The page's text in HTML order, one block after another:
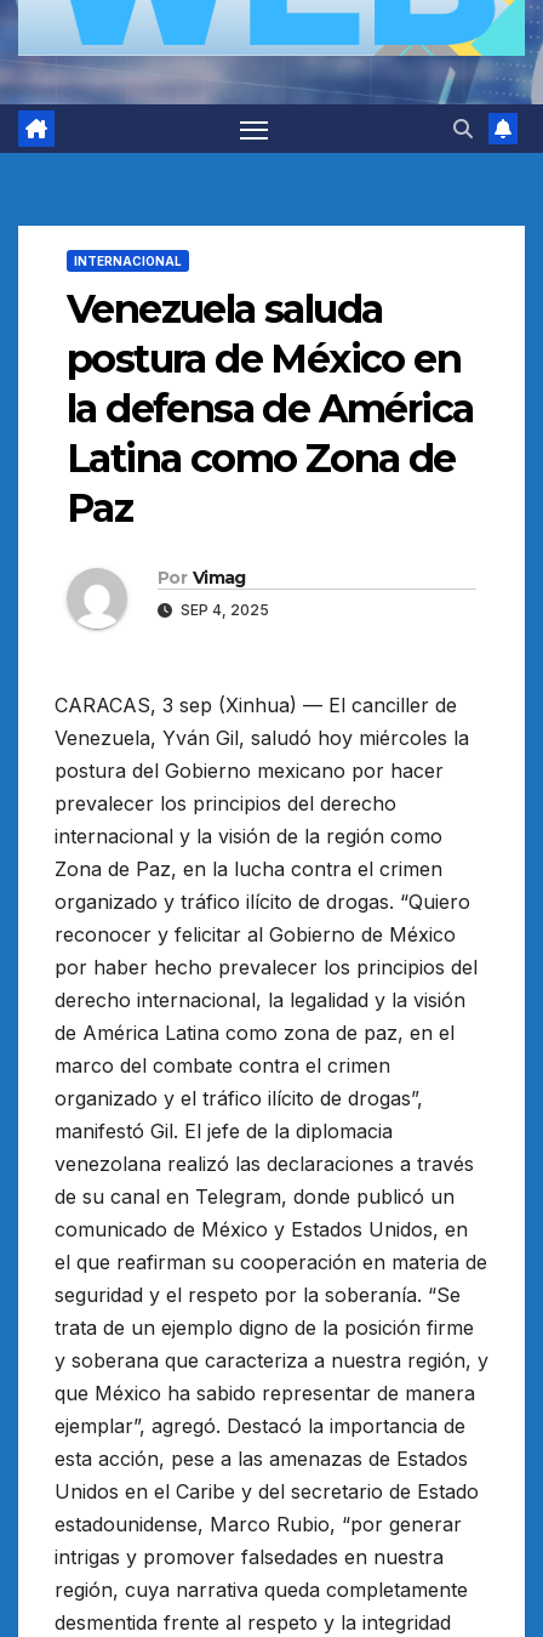
INTERNACIONAL
Venezuela saluda
postura de México en
la defensa de América
Latina como Zona de
Paz
Por Vimag
SEP 4, 2025
CARACAS, 3 sep (Xinhua) — El canciller de
Venezuela, Yván Gil, saludó hoy miércoles la
postura del Gobierno mexicano por hacer
prevalecer los principios del derecho
internacional y la visión de la región como
Zona de Paz, en la lucha contra el crimen
organizado y tráfico ilícito de drogas. “Quiero
reconocer y felicitar al Gobierno de México
por haber hecho prevalecer los principios del
derecho internacional, la legalidad y la visión
de América Latina como zona de paz, en el
marco del combate contra el crimen
organizado y el tráfico ilícito de drogas”,
manifestó Gil. El jefe de la diplomacia
venezolana realizó las declaraciones a través
de su canal en Telegram, donde publicó un
comunicado de México y Estados Unidos, en
el que reafirman su cooperación en materia de
seguridad y el respeto por la soberanía. “Se
trata de un ejemplo digno de la posición firme
y soberana que caracteriza a nuestra región, y
que México ha sabido representar de manera
ejemplar”, agregó. Destacó la importancia de
esta acción, pese a las amenazas de Estados
Unidos en el Caribe y del secretario de Estado
estadounidense, Marco Rubio, “por generar
intrigas y promover falsedades en nuestra
región, cuya narrativa queda completamente
desmentida frente al respeto y la integridad